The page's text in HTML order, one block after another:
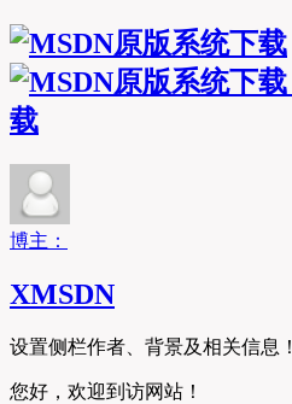
载
博主：
XMSDN
设置侧栏作者、背景及相关信息！
您好，欢迎到访网站！